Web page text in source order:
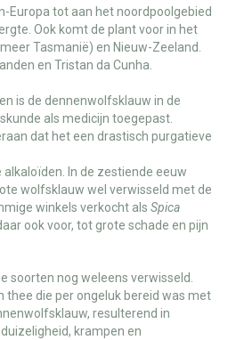
Europa tot aan het noordpoolgebied
Ook komt de plant voor in het
Tasmanië) en Nieuw-Zeeland.
en Tristan da Cunha.
is de dennenwolfsklauw in de
als medicijn toegepast.
dat het een drastisch purgatieve
In de zestiende eeuw
wolfsklauw wel verwisseld met de
winkels verkocht als Spica
ook voor, tot grote schade en pijn
soorten nog weleens verwisseld.
thee die per ongeluk bereid was met
resulterend in
krampen en